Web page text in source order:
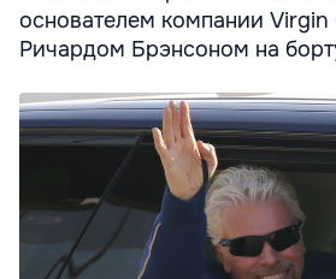
основателем компании Virgin
Ричардом Брэнсоном на